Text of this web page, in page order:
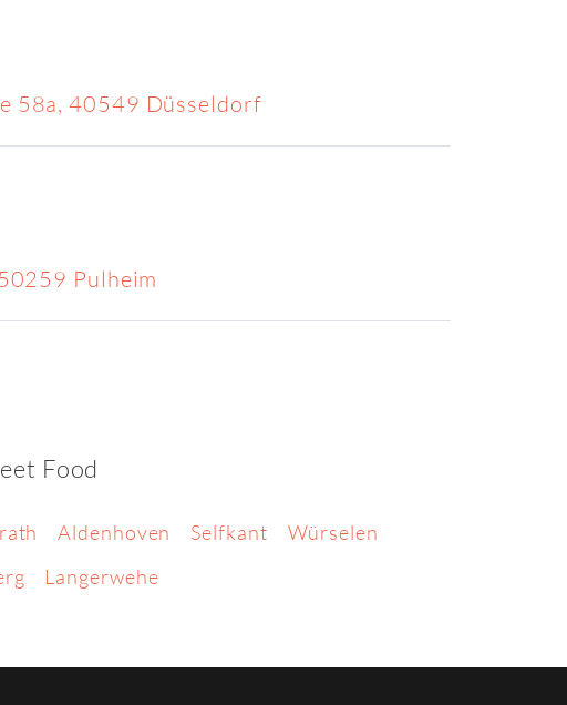
58a, 40549 Düsseldorf
Pulheim
Food
Aldenhoven Selfkant
Würselen
Langerwehe